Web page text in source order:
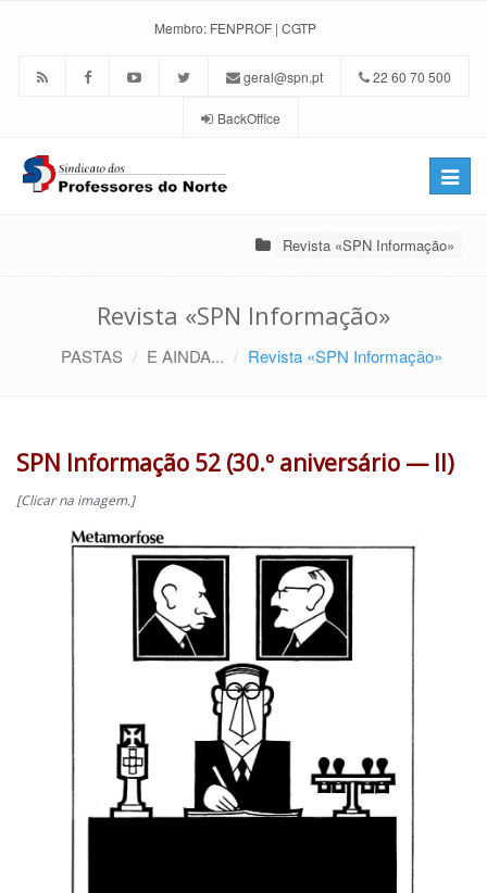
Membro: FENPROF | CGTP
geral@spn.pt 22 60 70 500
BackOffice
Toggle
Revista «SPN Informação»
Revista «SPN Informação»
PASTAS E AINDA... Revista «SPN Informação»
SPN Informação 52 (30.º aniversário — II)
[Clicar na imagem.]